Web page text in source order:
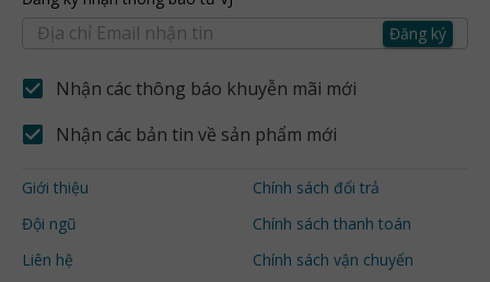
Đăng ký
Nhận các thông báo khuyễn mãi mới
Nhận các bản tin về sản phẩm mới
Giới thiệu
Đội ngũ
Liên hệ
Chính sách đổi trả
Chính sách thanh toán
Chính sách vận chuyển